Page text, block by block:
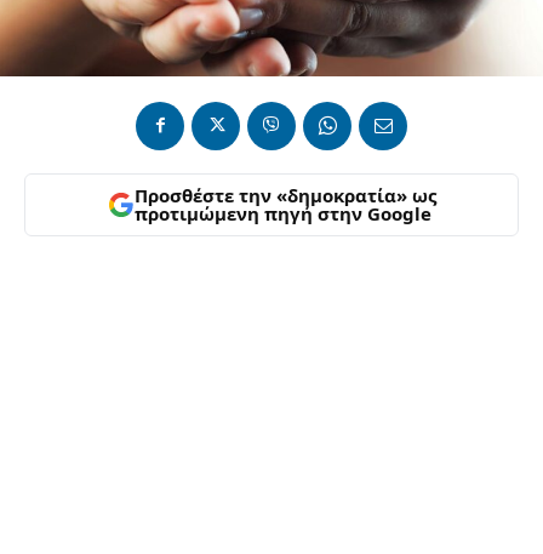
Προσθέστε την «δημοκρατία» ως
προτιμώμενη πηγή στην Google